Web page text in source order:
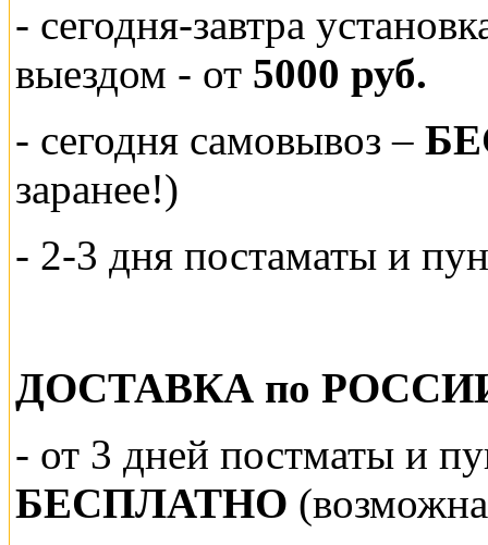
- сегодня-завтра
выездом - от 5000 руб.
- сегодня самовывоз –
заранее!)
- 2-3 дня постаматы и
ДОСТАВКА по
- от 3 дней постматы и
БЕСПЛАТНО